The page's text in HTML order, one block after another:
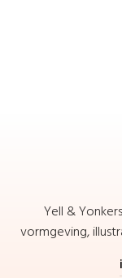
Yell &
vormgeving,